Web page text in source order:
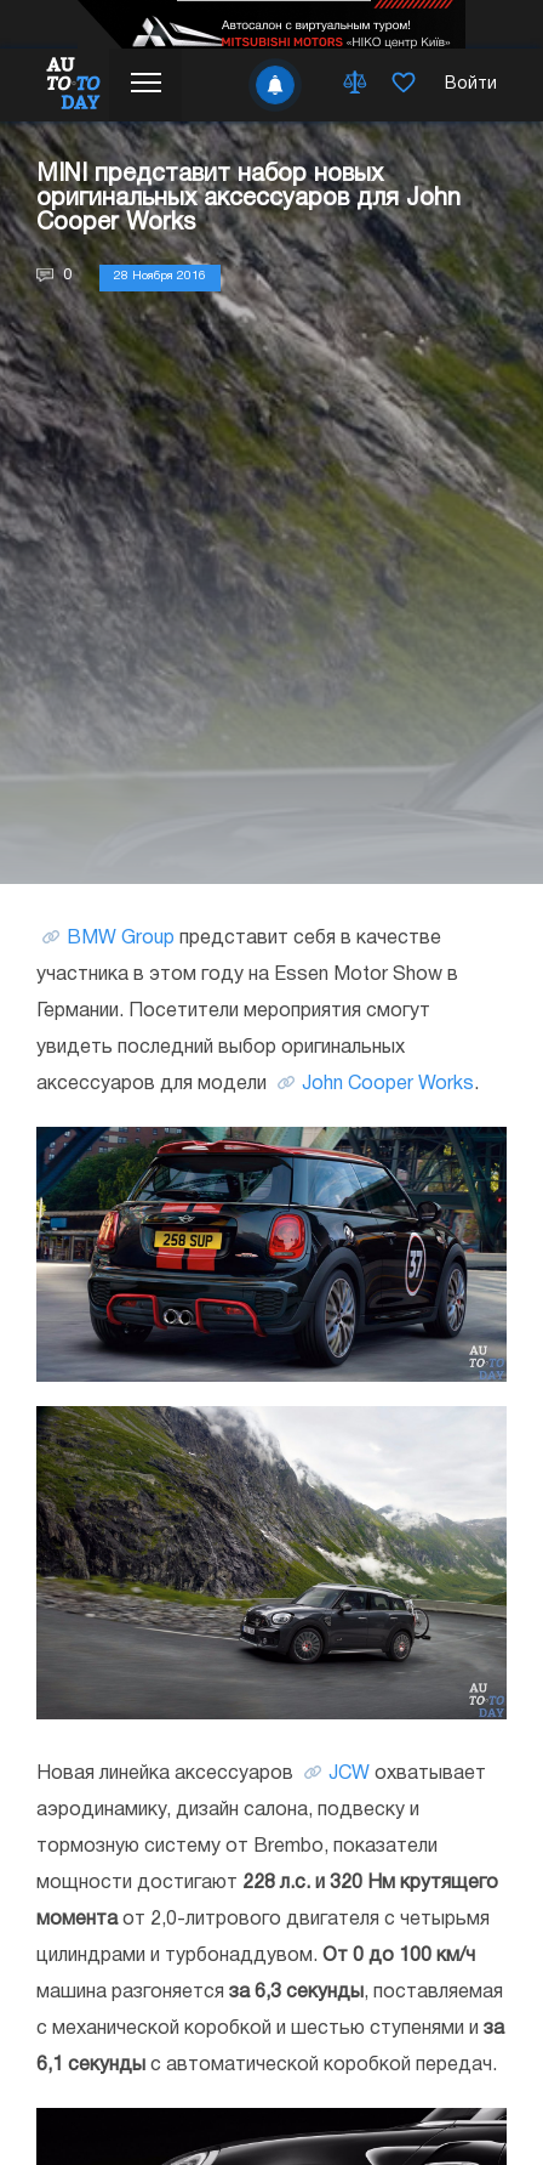
Войти
MINI представит набор новых
оригинальных аксессуаров для John
Cooper Works
0 28 Ноября 2016
BMW Group представит себя в качестве
участника в этом году на Essen Motor Show в
Германии. Посетители мероприятия смогут
увидеть последний выбор оригинальных
аксессуаров для модели John Cooper Works.
Новая линейка аксессуаров JCW охватывает
аэродинамику, дизайн салона, подвеску и
тормозную систему от Brembo, показатели
мощности достигают 228 л.с. и 320 Нм крутящего
моментаот 2,0-литрового двигателя с четырьмя
цилиндрами и турбонаддувом. От 0 до 100 км/ч
машина разгоняется за 6,3 секунды , поставляемая
с механической коробкой и шестью ступенями и за
6,1 секунды с автоматической коробкой передач.